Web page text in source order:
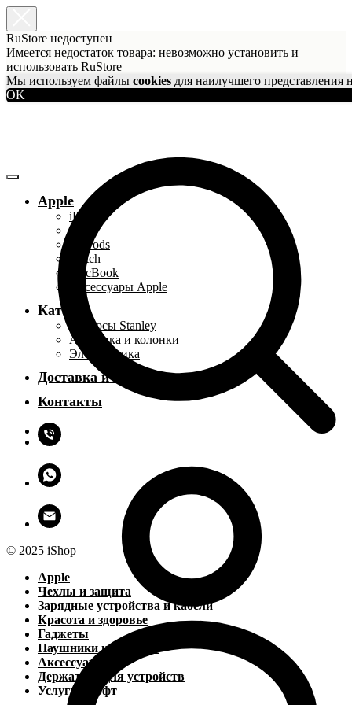
RuStore недоступен
Имеется недостаток товара: невозможно установить и
использовать RuStore
Мы используем файлы cookies для наилучшего представления
OK
Apple
iPhone
iPad
AirPods
Watch
MacBook
Аксессуары Apple
Каталог
Термосы Stanley
Акустика и колонки
Электроника
Доставка и оплата
Контакты
© 2025 iShop
Apple
Чехлы и защита
Зарядные устройства и кабели
Красота и здоровье
Гаджеты
Наушники и колонки
Аксессуары
Держатели для устройств
Услуги и софт